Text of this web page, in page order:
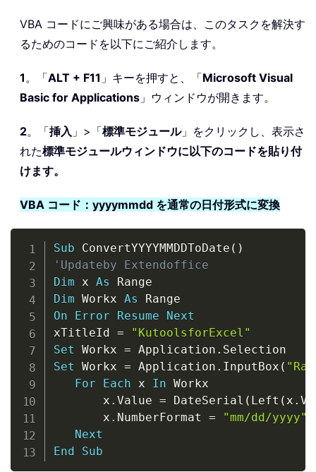
VBA コードにご興味がある場合は、このタスクを解決す
るためのコードを以下にご紹介します。
1 。「ALT + F11 」キーを押すと、「Microsoft Visual
Basic for Applications 」ウィンドウが開きます。
2。「挿入 」>「標準モジュール」をクリックし、表示さ
れた標準モジュールウィンドウに以下のコードを貼り付
けます。
VBA コード：yyyymmdd を通常の日付形式に変換
Sub ConvertYYYYMMDDToDate ( )
'Updateby Extendoffice
Dim x As
Dim Workx As
On
Error Resume
Next
xTitleId =
"KutoolsforExcel"
Set Workx = Application .
Set Workx = Application . InputBox (
For
Each x In Workx
       x
. Value = DateSerial ( Left ( x .
       x
. NumberFormat =
"mm/dd/yyyy"
Next
End
Sub